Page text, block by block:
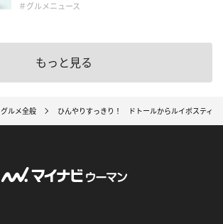
＃グルメニュース
もっと見る
グルメ全般 ひんやりすっきり！ ドトールからルイボスティー